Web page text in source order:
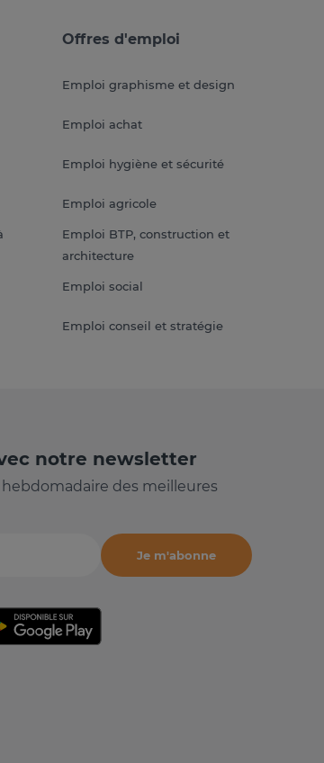
Offres d'emploi
Emploi graphisme et design
Emploi achat
Emploi hygiène et sécurité
Emploi agricole
Emploi BTP, construction et
architecture
Emploi social
Emploi conseil et stratégie
notre newsletter
des meilleures
Je m'abonne